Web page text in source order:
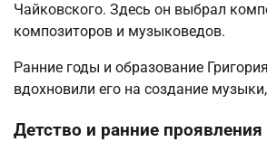
Чайковского. Здесь он выбрал
композиторов и музыковедов.
Ранние годы и образование
вдохновили его на создание
Детство и ранние